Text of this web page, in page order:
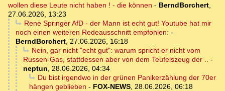
wollen diese Leute nicht haben ! - die können - BerndBorchert,
27.06.2026, 13:23
Rene Springer AfD - der Mann ist echt gut! Youtube hat mir
noch einen weiteren Redeausschnitt empfohlen: -
BerndBorchert, 27.06.2026, 16:18
Nein, gar nicht "echt gut": warum spricht er nicht vom
Russen-Gas, stattdessen aber von dem Teufelszeug der .. -
neptun, 28.06.2026, 04:34
Du bist irgendwo in der grünen Panikerzählung der 70er
hängen geblieben - FOX-NEWS, 28.06.2026, 06:18